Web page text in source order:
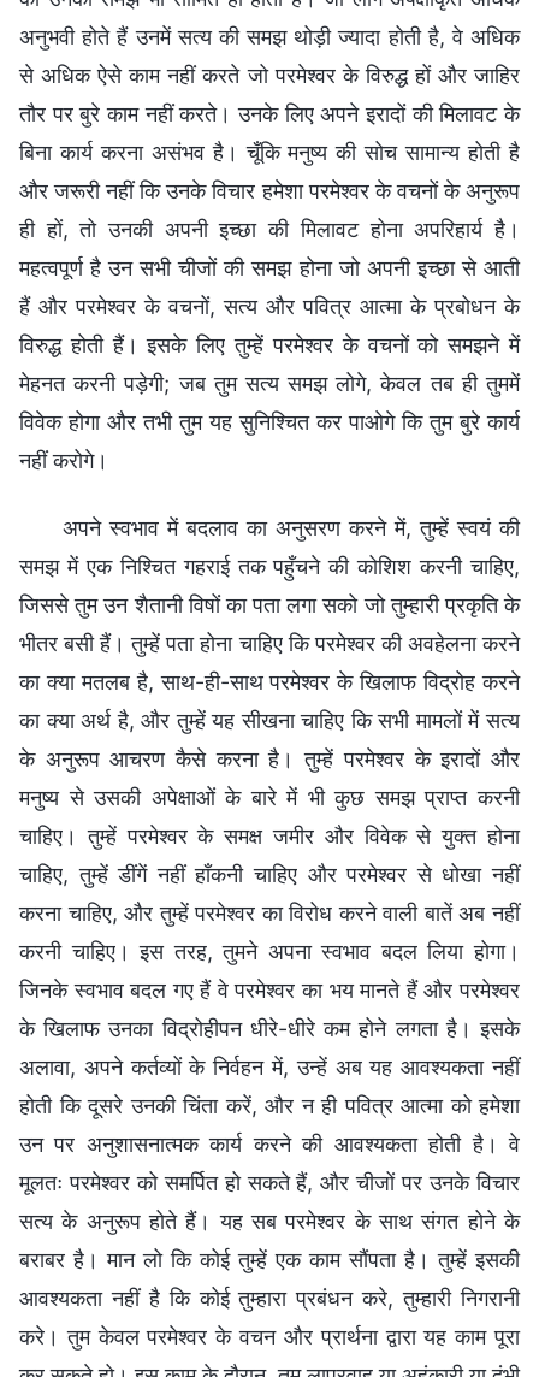
अनुभवी होते हैं उनमें सत्य की समझ थोड़ी ज्यादा होती है, वे अधिक
से अधिक ऐसे काम नहीं करते जो परमेश्वर के विरुद्ध हों और जाहिर
तौर पर बुरे काम नहीं करते। उनके लिए अपने इरादों की मिलावट के
बिना कार्य करना असंभव है। चूँकि मनुष्य की सोच सामान्य होती है
और जरूरी नहीं कि उनके विचार हमेशा परमेश्वर के वचनों के अनुरूप
ही हों, तो उनकी अपनी इच्छा की मिलावट होना अपरिहार्य है।
महत्वपूर्ण है उन सभी चीजों की समझ होना जो अपनी इच्छा से आती
हैं और परमेश्वर के वचनों, सत्य और पवित्र आत्मा के प्रबोधन के
विरुद्ध होती हैं। इसके लिए तुम्हें परमेश्वर के वचनों को समझने में
मेहनत करनी पड़ेगी; जब तुम सत्य समझ लोगे, केवल तब ही तुममें
विवेक होगा और तभी तुम यह सुनिश्चित कर पाओगे कि तुम बुरे कार्य
नहीं करोगे।
अपने स्वभाव में बदलाव का अनुसरण करने में, तुम्हें स्वयं की
समझ में एक निश्चित गहराई तक पहुँचने की कोशिश करनी चाहिए,
जिससे तुम उन शैतानी विषों का पता लगा सको जो तुम्हारी प्रकृति के
भीतर बसी हैं। तुम्हें पता होना चाहिए कि परमेश्वर की अवहेलना करने
का क्या मतलब है, साथ-ही-साथ परमेश्वर के खिलाफ विद्रोह करने
का क्या अर्थ है, और तुम्हें यह सीखना चाहिए कि सभी मामलों में सत्य
के अनुरूप आचरण कैसे करना है। तुम्हें परमेश्वर के इरादों और
मनुष्य से उसकी अपेक्षाओं के बारे में भी कुछ समझ प्राप्त करनी
चाहिए। तुम्हें परमेश्वर के समक्ष जमीर और विवेक से युक्त होना
चाहिए, तुम्हें डींगें नहीं हाँकनी चाहिए और परमेश्वर से धोखा नहीं
करना चाहिए, और तुम्हें परमेश्वर का विरोध करने वाली बातें अब नहीं
करनी चाहिए। इस तरह, तुमने अपना स्वभाव बदल लिया होगा।
जिनके स्वभाव बदल गए हैं वे परमेश्वर का भय मानते हैं और परमेश्वर
के खिलाफ उनका विद्रोहीपन धीरे-धीरे कम होने लगता है। इसके
अलावा, अपने कर्तव्यों के निर्वहन में, उन्हें अब यह आवश्यकता नहीं
होती कि दूसरे उनकी चिंता करें, और न ही पवित्र आत्मा को हमेशा
उन पर अनुशासनात्मक कार्य करने की आवश्यकता होती है। वे
मूलतः परमेश्वर को समर्पित हो सकते हैं, और चीजों पर उनके विचार
सत्य के अनुरूप होते हैं। यह सब परमेश्वर के साथ संगत होने के
बराबर है। मान लो कि कोई तुम्हें एक काम सौंपता है। तुम्हें इसकी
आवश्यकता नहीं है कि कोई तुम्हारा प्रबंधन करे, तुम्हारी निगरानी
करे। तुम केवल परमेश्वर के वचन और प्रार्थना द्वारा यह काम पूरा